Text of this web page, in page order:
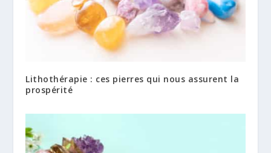
Lithothérapie : ces pierres qui nous assurent la
prospérité